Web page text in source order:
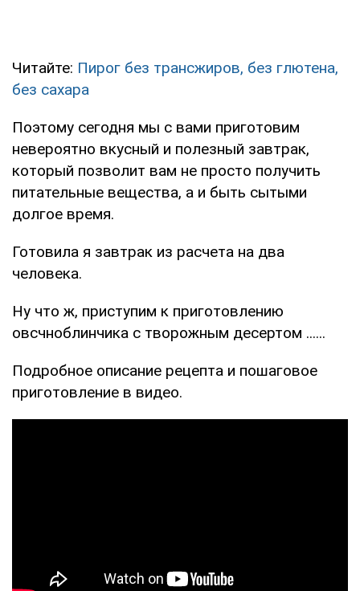
Читайте: Пирог без трансжиров, без глютена,
без сахара
Поэтому сегодня мы с вами приготовим
невероятно вкусный и полезный завтрак,
который позволит вам не просто получить
питательные вещества, а и быть сытыми
долгое время.
Готовила я завтрак из расчета на два
человека.
Ну что ж, приступим к приготовлению
овсчноблинчика с творожным десертом ......
Подробное описание рецепта и пошаговое
приготовление в видео.